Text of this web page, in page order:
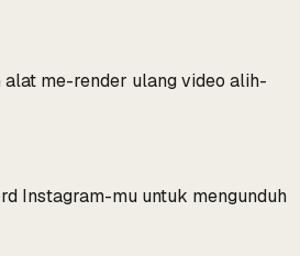
me-render ulang video alih-
Instagram-mu untuk mengunduh